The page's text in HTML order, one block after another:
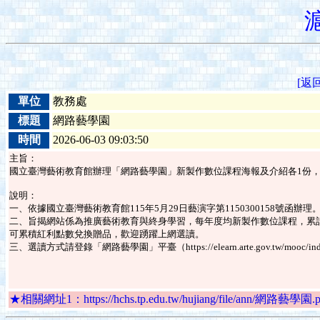
[返
單位
教務處
標題
網路藝學園
時間
2026-06-03 09:03:50
主旨：
國立臺灣藝術教育館辦理「網路藝學園」新製作數位課程海報及介紹各1份
說明：
一、依據國立臺灣藝術教育館115年5月29日藝演字第1150300158號函辦理
二、旨揭網站係為推廣藝術教育與終身學習，每年度均新製作數位課程，
可累積紅利點數兌換贈品，歡迎踴躍上網選讀。
三、選讀方式請登錄「網路藝學園」平臺（https://elearn.arte.gov.tw/mooc/
★相關網址1：https://hchs.tp.edu.tw/hujiang/file/ann/網路藝學園